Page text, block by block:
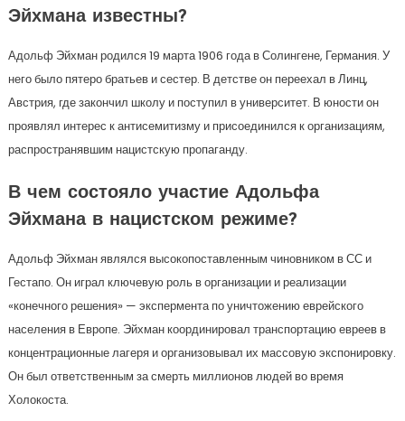
Эйхмана известны?
Адольф Эйхман родился 19 марта 1906 года в Солингене, Германия. У
него было пятеро братьев и сестер. В детстве он переехал в Линц,
Австрия, где закончил школу и поступил в университет. В юности он
проявлял интерес к антисемитизму и присоединился к организациям,
распространявшим нацистскую пропаганду.
В чем состояло участие Адольфа
Эйхмана в нацистском режиме?
Адольф Эйхман являлся высокопоставленным чиновником в СС и
Гестапо. Он играл ключевую роль в организации и реализации
«конечного решения» — экспермента по уничтожению еврейского
населения в Европе. Эйхман координировал транспортацию евреев в
концентрационные лагеря и организовывал их массовую экспонировку.
Он был ответственным за смерть миллионов людей во время
Холокоста.